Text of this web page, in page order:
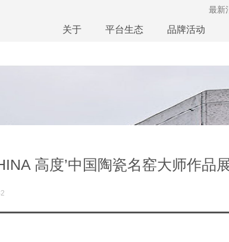
最新
关于 平台生态 品牌活动
高度’中国陶瓷名窑大师作品